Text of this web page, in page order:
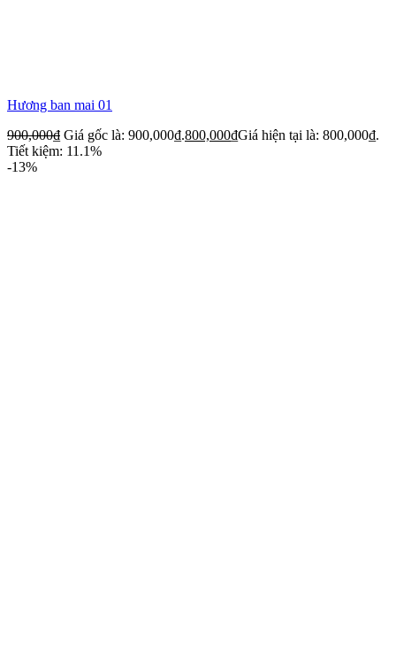
Hương ban mai 01
900,000₫ Giá gốc là: 900,000₫.800,000₫Giá hiện tại là: 800,000₫.
Tiết kiệm: 11.1%
-13%